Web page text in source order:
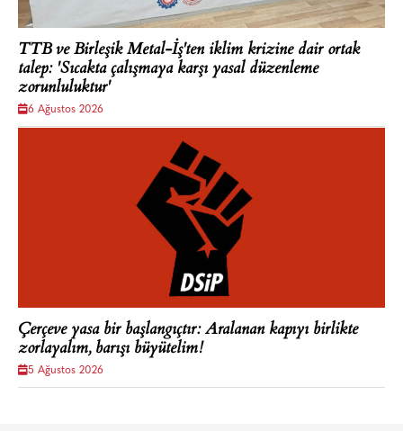
TTB ve Birleşik Metal-İş'ten iklim krizine dair ortak
talep: 'Sıcakta çalışmaya karşı yasal düzenleme
zorunluluktur'
6 Ağustos 2026
Çerçeve yasa bir başlangıçtır: Aralanan kapıyı birlikte
zorlayalım, barışı büyütelim!
5 Ağustos 2026